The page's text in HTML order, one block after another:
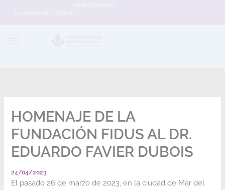
HOMENAJE DE LA
FUNDACIÓN FIDUS AL DR.
EDUARDO FAVIER DUBOIS
24/04/2023
El pasado 26 de marzo de 2023, en la ciudad de Mar del